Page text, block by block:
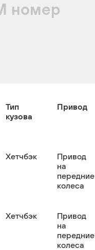
номер
Тип
кузова
Привод
Хетчбэк
Привод
на
передние
колеса
Хетчбэк
Привод
на
передние
колеса